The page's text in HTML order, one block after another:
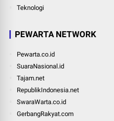
Teknologi
PEWARTA NETWORK
Pewarta.co.id
SuaraNasional.id
Tajam.net
RepublikIndonesia.net
SwaraWarta.co.id
GerbangRakyat.com